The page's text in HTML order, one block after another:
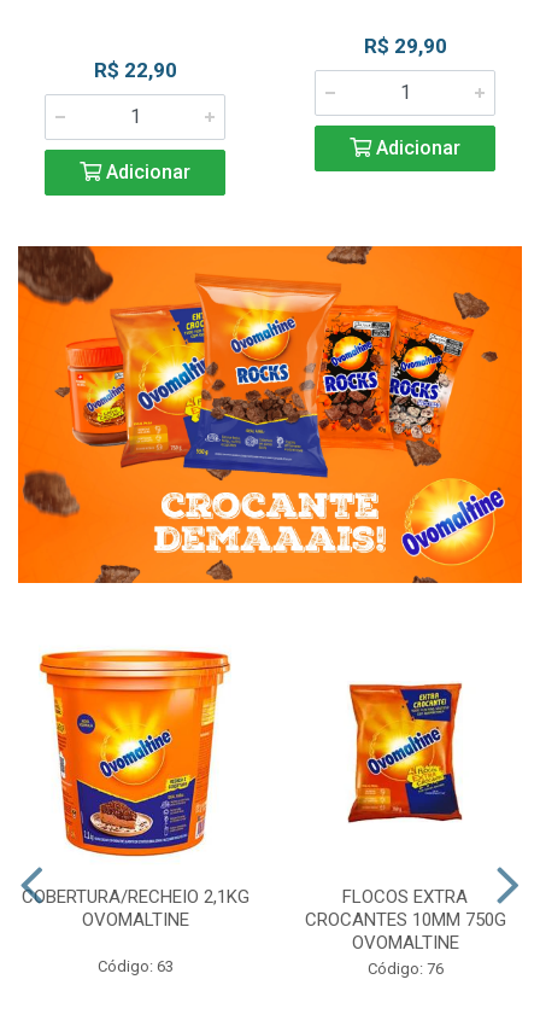
R$ 22,90
Adicionar
R$ 29,90
Adicionar
COBERTURA/RECHEIO 2,1KG
OVOMALTINE
Código: 63
FLOCOS EXTRA
CROCANTES 10MM 750G
OVOMALTINE
Código: 76